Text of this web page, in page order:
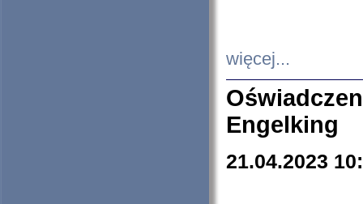
więcej...
Engelking
21.04.2023